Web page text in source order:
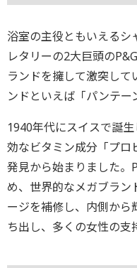
浴室の主役ともいえるシ
レタリーの2大巨頭の
ランドを擁して激突して
ンドといえば「パンテー
1940年代にスイスで誕
効なビタミン成分「プロ
発見から始まりました。
め、世界的なメガブラン
ージを補修し、内側から
ち出し、多くの女性の支